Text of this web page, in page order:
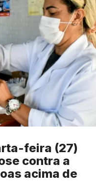
feira (27)
contra a
acima de